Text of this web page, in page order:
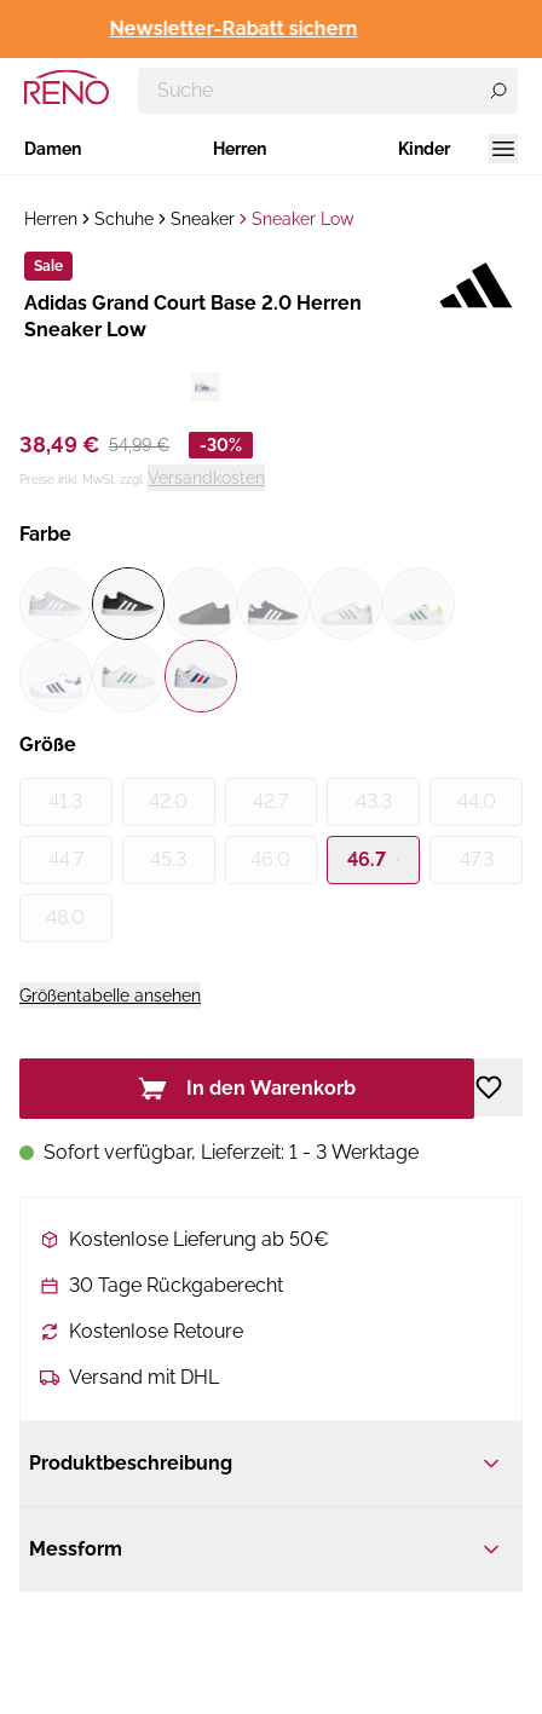
Newsletter-Rabatt sichern
Damen Herren Kinder
Herren Schuhe Sneaker Sneaker Low
Sale
Hersteller:
​Adidas Grand Court Base 2.0 Herren
Sneaker Low
38,49 € 54,99 € -30%
Preise inkl. MwSt. zzgl. Versandkosten
Farbe
Größe
41.3 42.0 42.7 43.3 44.0
44.7 45.3 46.0 46.7 47.3
48.0
Größentabelle ansehen
In den Warenkorb
Sofort verfügbar, Lieferzeit: 1 - 3 Werktage
Kostenlose Lieferung ab 50€
30 Tage Rückgaberecht
Kostenlose Retoure
Versand mit DHL
Produktbeschreibung
Messform